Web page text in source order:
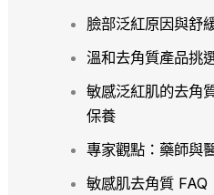
臉部泛紅原因與舒
溫和去角質產品挑
敏感泛紅肌的去角
保養
專家觀點：藥師與
敏感肌去角質 FAQ